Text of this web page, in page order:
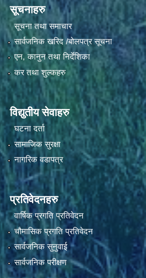
सूचनाहरु
सूचना तथा समाचार
सार्वजनिक खरिद /बोलपत्र सूचना
एन, कानुन तथा निर्देशिका
कर तथा शुल्कहरु
विद्युतीय सेवाहरु
घटना दर्ता
सामाजिक सुरक्षा
नागरिक वडापत्र
प्रतिवेदनहरु
वार्षिक प्रगति प्रतिवेदन
चौमासिक प्रगति प्रतिवेदन
सार्वजनिक सुनुवाई
सार्वजनिक परीक्षण